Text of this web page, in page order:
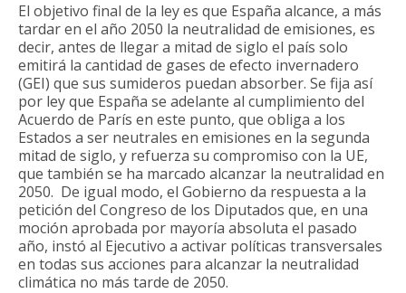
El objetivo final de la ley es que España alcance, a más
tardar en el año 2050 la neutralidad de emisiones, es
decir, antes de llegar a mitad de siglo el país solo
emitirá la cantidad de gases de efecto invernadero
(GEI) que sus sumideros puedan absorber. Se fija así
por ley que España se adelante al cumplimiento del
Acuerdo de París en este punto, que obliga a los
Estados a ser neutrales en emisiones en la segunda
mitad de siglo, y refuerza su compromiso con la UE,
que también se ha marcado alcanzar la neutralidad en
2050. De igual modo, el Gobierno da respuesta a la
petición del Congreso de los Diputados que, en una
moción aprobada por mayoría absoluta el pasado
año, instó al Ejecutivo a activar políticas transversales
en todas sus acciones para alcanzar la neutralidad
climática no más tarde de 2050.